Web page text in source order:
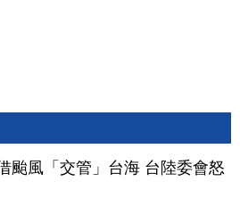
颱風「交管」台海 台陸委會怒